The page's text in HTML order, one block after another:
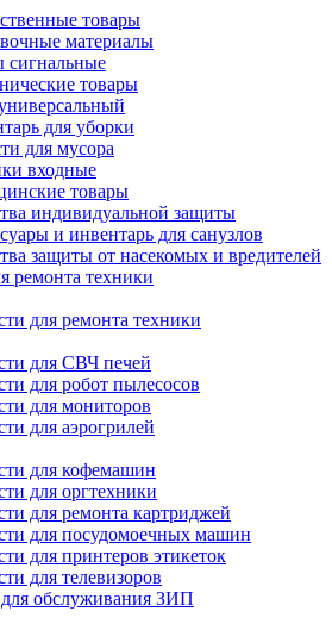
товары
материалы
сигнальные
товары
для уборки
для мусора
входные
товары
индивидуальной защиты
и инвентарь для санузлов
защиты от насекомых и вредителей
ремонта техники
для ремонта техники
для СВЧ печей
для робот пылесосов
для мониторов
для аэрогрилей
для кофемашин
для оргтехники
для ремонта картриджей
для посудомоечных машин
для принтеров этикеток
для телевизоров
обслуживания ЗИП